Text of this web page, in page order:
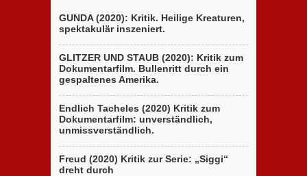
GUNDA (2020): Kritik. Heilige Kreaturen,
spektakulär inszeniert.
GLITZER UND STAUB (2020): Kritik zum
Dokumentarfilm. Bullenritt durch ein
gespaltenes Amerika.
Endlich Tacheles (2020) Kritik zum
Dokumentarfilm: unverständlich,
unmissverständlich.
Freud (2020) Kritik zur Serie: „Siggi“
dreht durch